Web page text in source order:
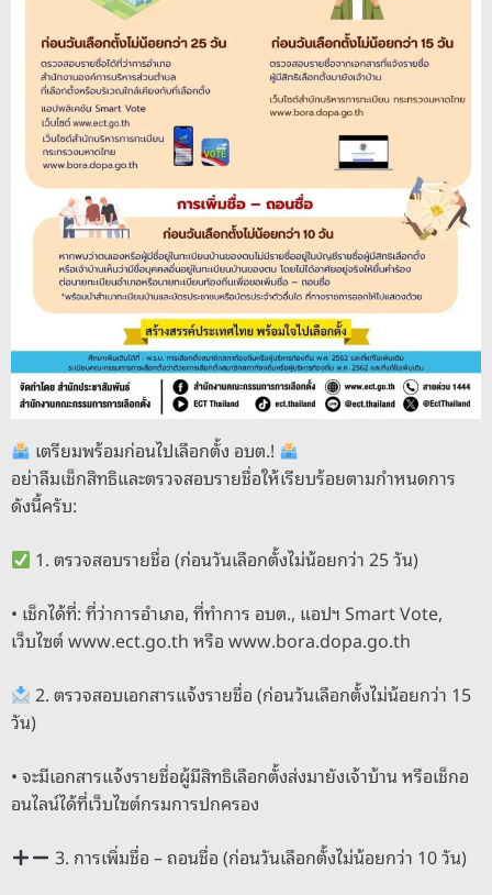
เตรียมพร้อมก่อนไปเลือกตั้ง อบต.!
อย่าลืมเช็กสิทธิและตรวจสอบรายชื่อให้เรียบร้อยตามกำหนดการ
ดังนี้ครับ:
1. ตรวจสอบรายชื่อ (ก่อนวันเลือกตั้งไม่น้อยกว่า 25 วัน)
• เช็กได้ที่: ที่ว่าการอำเภอ, ที่ทำการ อบต., แอปฯ Smart Vote,
เว็บไซต์ www.ect.go.th หรือ www.bora.dopa.go.th
2. ตรวจสอบเอกสารแจ้งรายชื่อ (ก่อนวันเลือกตั้งไม่น้อยกว่า 15
วัน)
• จะมีเอกสารแจ้งรายชื่อผู้มีสิทธิเลือกตั้งส่งมายังเจ้าบ้าน หรือเช็กอ
อนไลน์ได้ที่เว็บไซต์กรมการปกครอง
3. การเพิ่มชื่อ – ถอนชื่อ (ก่อนวันเลือกตั้งไม่น้อยกว่า 10 วัน)